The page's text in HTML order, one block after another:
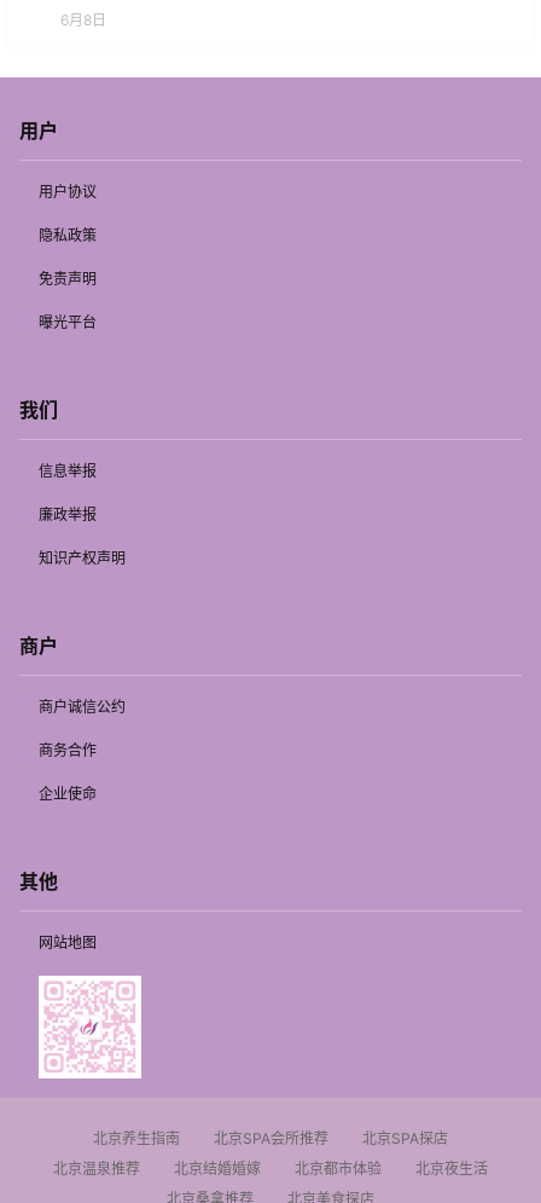
6月8日
用户
用户协议
隐私政策
免责声明
曝光平台
我们
信息举报
廉政举报
知识产权声明
商户
商户诚信公约
商务合作
企业使命
其他
网站地图
北京养生指南 北京SPA会所推荐
北京SPA探店
北京温泉推荐
北京结婚婚嫁 北京都市体验
北京夜生活
北京桑拿推荐
北京美食探店